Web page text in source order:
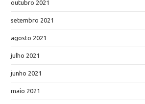
outubro 2021
setembro 2021
agosto 2021
julho 2021
junho 2021
maio 2021